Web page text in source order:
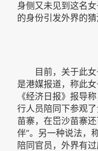
身侧又未见到这名
的身份引发外界的猜
目前，关于此女
是港媒报道，称此
《经济日报》报导
行人员陪同下参观
苗寨，在岊沙苗寨
伴”。另一种说法，
陪同官员，外界有过